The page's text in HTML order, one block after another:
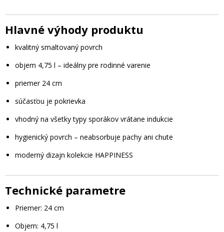
Hlavné výhody produktu
kvalitný smaltovaný povrch
objem 4,75 l – ideálny pre rodinné varenie
priemer 24 cm
súčasťou je pokrievka
vhodný na všetky typy sporákov vrátane indukcie
hygienický povrch – neabsorbuje pachy ani chute
moderný dizajn kolekcie HAPPINESS
Technické parametre
Priemer: 24 cm
Objem: 4,75 l